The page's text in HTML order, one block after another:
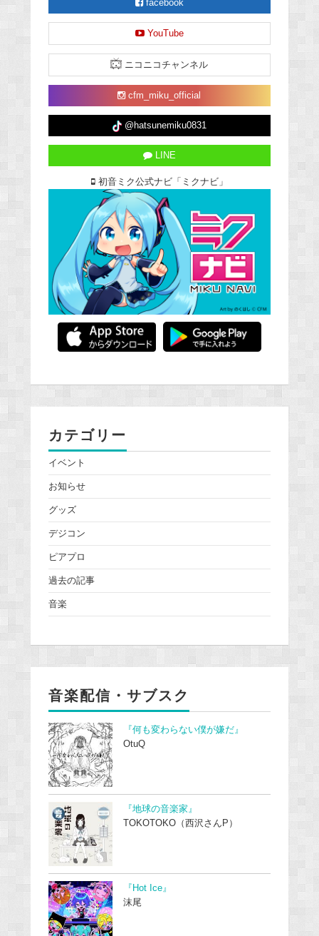
facebook
YouTube
ニコニコチャンネル
cfm_miku_official
@hatsunemiku0831
LINE
初音ミク公式ナビ「ミクナビ」
カテゴリー
イベント
お知らせ
グッズ
デジコン
ピアプロ
過去の記事
音楽
音楽配信・サブスク
『何も変わらない僕が嫌だ』
OtuQ
『地球の音楽家』
TOKOTOKO（西沢さんP）
『Hot Ice』
沫尾